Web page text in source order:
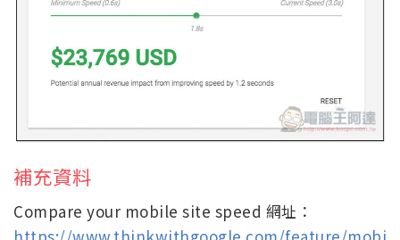
補充資料
Compare your mobile site speed 網址：